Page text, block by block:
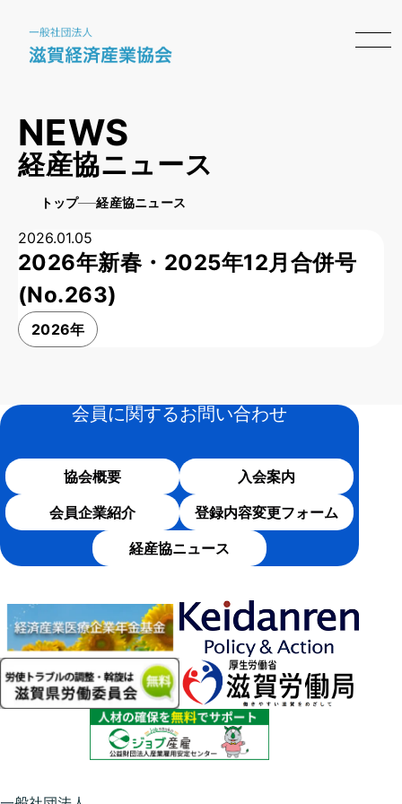
NEWS
経産協ニュース
トップ 経産協ニュース
2026.01.05
2026年新春・2025年12月合併号
(No.263)
2026年
会員に関するお問い合わせ
協会概要
入会案内
会員企業紹介
登録内容変更フォーム
経産協ニュース